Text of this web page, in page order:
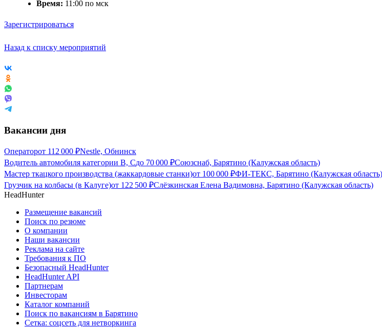
Время: 11:00 по мск
Зарегистрироваться
Назад к списку мероприятий
Вакансии дня
Операторот 112 000 ₽Nestle, Обнинск
Водитель автомобиля категории В, Сдо 70 000 ₽Союзснаб, Барятино (Калужская область)
Мастер ткацкого производства (жаккардовые станки)от 100 000 ₽ФИ-ТЕКС, Барятино (Калужская область)
Грузчик на колбасы (в Калуге)от 122 500 ₽Слёзкинская Елена Вадимовна, Барятино (Калужская область)
HeadHunter
Размещение вакансий
Поиск по резюме
О компании
Наши вакансии
Реклама на сайте
Требования к ПО
Безопасный HeadHunter
HeadHunter API
Партнерам
Инвесторам
Каталог компаний
Поиск по вакансиям в Барятино
Сетка: соцсеть для нетворкинга